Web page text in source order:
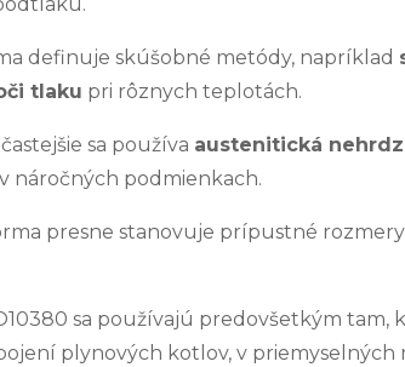
definuje skúšobné metódy, napríklad
tlaku pri rôznych teplotách.
sa používa austenitická
náročných podmienkach.
presne stanovuje prípustné
sa používajú predovšetkým tam,
plynových kotlov, v